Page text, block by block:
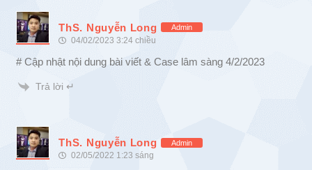
ThS. Nguyễn Long Admin
04/02/2023 3:24 chiều
# Cập nhật nội dung bài viết & Case lâm sàng 4/2/2023
Trả lời ↵
ThS. Nguyễn Long Admin
02/05/2022 1:23 sáng